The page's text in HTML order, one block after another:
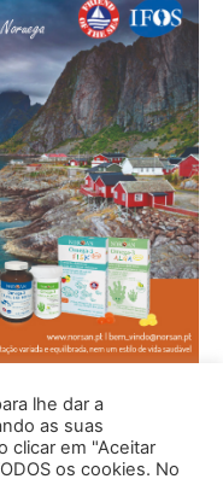
lhe dar a
as suas
clicar em "Aceitar
os cookies. No